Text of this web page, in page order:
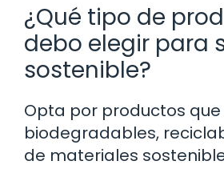
¿Qué tipo de
debo elegir para
sostenible?
Opta por productos
biodegradables,
de materiales